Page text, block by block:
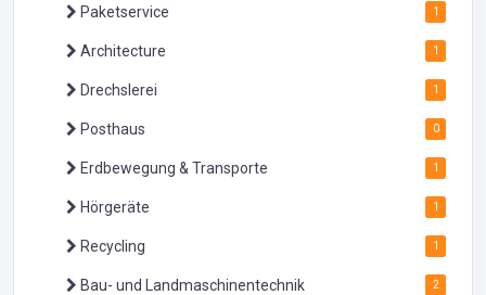
Paketservice 1
Architecture 1
Drechslerei 1
Posthaus 0
Erdbewegung & Transporte 1
Hörgeräte 1
Recycling 1
Bau- und Landmaschinentechnik 2